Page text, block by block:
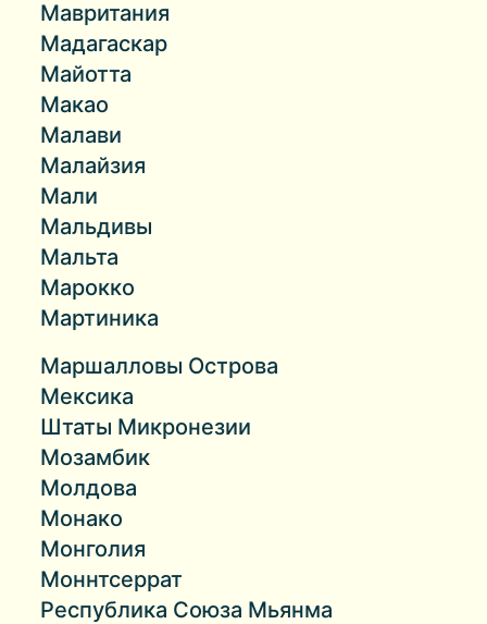
Мавритания
Мадагаскар
Майотта
Макао
Малави
Малайзия
Мали
Мальдивы
Мальта
Марокко
Мартиника
Маршалловы Острова
Мексика
Штаты Микронезии
Мозамбик
Молдова
Монако
Монголия
Моннтсеррат
Республика Союза Мьянма